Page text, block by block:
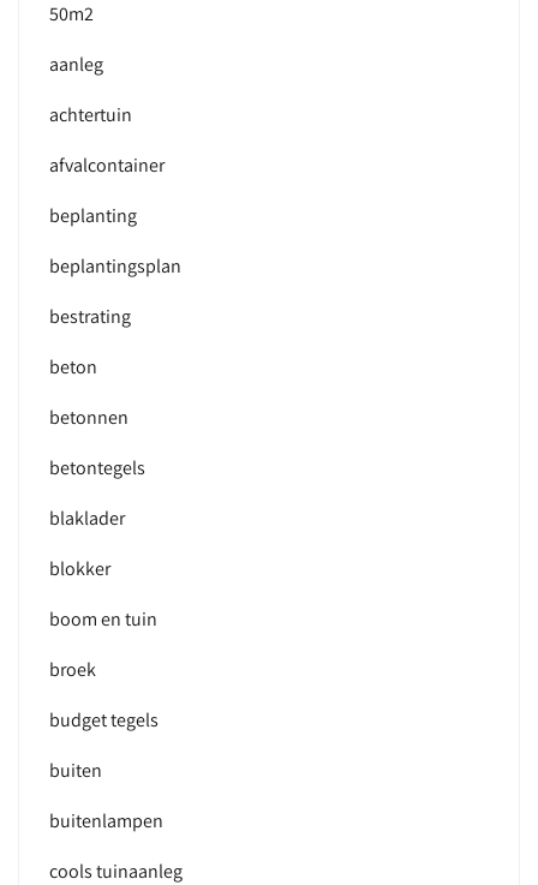
50m2
aanleg
achtertuin
afvalcontainer
beplanting
beplantingsplan
bestrating
beton
betonnen
betontegels
blaklader
blokker
boom en tuin
broek
budget tegels
buiten
buitenlampen
cools tuinaanleg